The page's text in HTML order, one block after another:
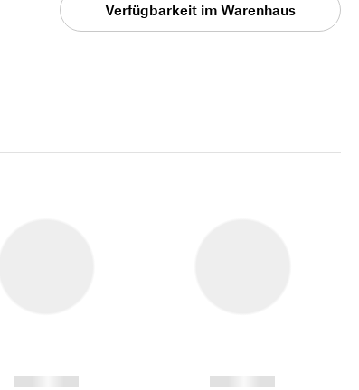
Verfügbarkeit im Warenhaus
------------
------------